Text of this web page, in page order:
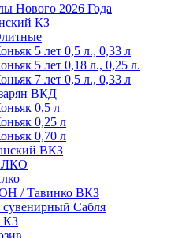
Нового 2026 Года
КЗ
5 лет 0,5 л., 0,33 л
5 лет 0,18 л., 0,25 л.
7 лет 0,5 л., 0,33 л
ВКД
0,5 л
0,25 л
0,70 л
ВКЗ
/ Тавинко ВКЗ
сувенирный Сабля
КЗ